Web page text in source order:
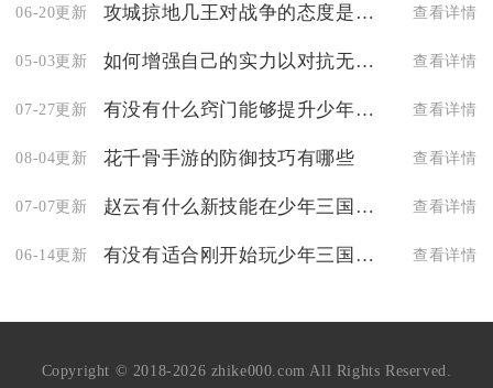
06-20更新 攻城掠地几王对战争的态度是什么 查看详情
05-03更新 如何增强自己的实力以对抗无尽的拉格朗日6级怪 查看详情
07-27更新 有没有什么窍门能够提升少年三国志的命中率 查看详情
08-04更新 花千骨手游的防御技巧有哪些 查看详情
07-07更新 赵云有什么新技能在少年三国志中 查看详情
06-14更新 有没有适合刚开始玩少年三国志的玩家的阵容推荐 查看详情
Copyright © 2018-2026 zhike000.com All Rights Reserved.